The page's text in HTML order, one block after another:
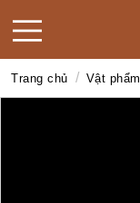
Trang chủ / Vật phẩm